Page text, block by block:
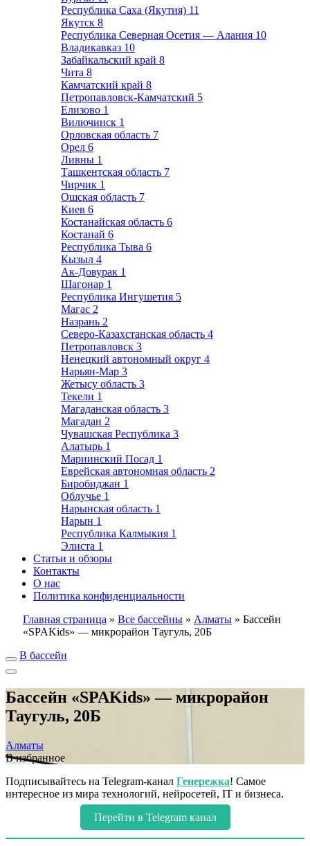
Республика Саха (Якутия) 11
Якутск 8
Республика Северная Осетия — Алания 10
Владикавказ 10
Забайкальский край 8
Чита 8
Камчатский край 8
Петропавловск-Камчатский 5
Елизово 1
Вилючинск 1
Орловская область 7
Орел 6
Ливны 1
Ташкентская область 7
Чирчик 1
Ошская область 7
Киев 6
Костанайская область 6
Костанай 6
Республика Тыва 6
Кызыл 4
Ак-Довурак 1
Шагонар 1
Республика Ингушетия 5
Магас 2
Назрань 2
Северо-Казахстанская область 4
Петропавловск 3
Ненецкий автономный округ 4
Нарьян-Мар 3
Жетысу область 3
Текели 1
Магаданская область 3
Магадан 2
Чувашская Республика 3
Алатырь 1
Мариинский Посад 1
Еврейская автономная область 2
Биробиджан 1
Облучье 1
Нарынская область 1
Нарын 1
Республика Калмыкия 1
Элиста 1
Статьи и обзоры
Контакты
О нас
Политика конфиденциальности
Главная страница » Все бассейны » Алматы » Бассейн
«SPAKids» — микрорайон Таугуль, 20Б
В бассейн
Бассейн «SPAKids» — микрорайон
Таугуль, 20Б
Алматы
В избранное
Подписывайтесь на Telegram-канал Генережка! Самое
интересное из мира технологий, нейросетей, IT и бизнеса.
Перейти в Telegram канал